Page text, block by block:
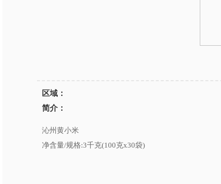
区域：
简介：
沁州黄小米
净含量/规格:3千克(100克x30袋)